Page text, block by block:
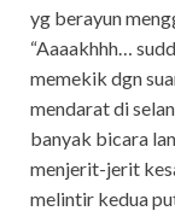
yg berayun
“Aaaakhhh…
memekik dgn
mendarat di
banyak bicara
menjerit-jerit
melintir kedua